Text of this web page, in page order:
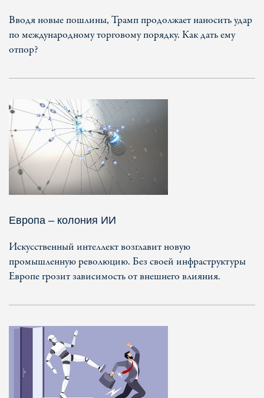
Вводя новые пошлины, Трамп продолжает наносить удар
по международному торговому порядку. Как дать ему
отпор?
Европа – колония ИИ
Искусственный интеллект возглавит новую
промышленную революцию. Без своей инфраструктуры
Европе грозит зависимость от внешнего влияния.